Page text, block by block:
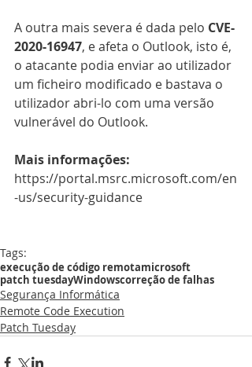
A outra mais severa é dada pelo CVE-
2020-16947, e afeta o Outlook, isto é,
o atacante podia enviar ao utilizador
um ficheiro modificado e bastava o
utilizador abri-lo com uma versão
vulnerável do Outlook.
Mais informações:
https://portal.msrc.microsoft.com/en
-us/security-guidance
Tags:
execução de código remotamicrosoft
patch tuesdayWindowscorreção de falhas
Segurança Informática
Remote Code Execution
Patch Tuesday